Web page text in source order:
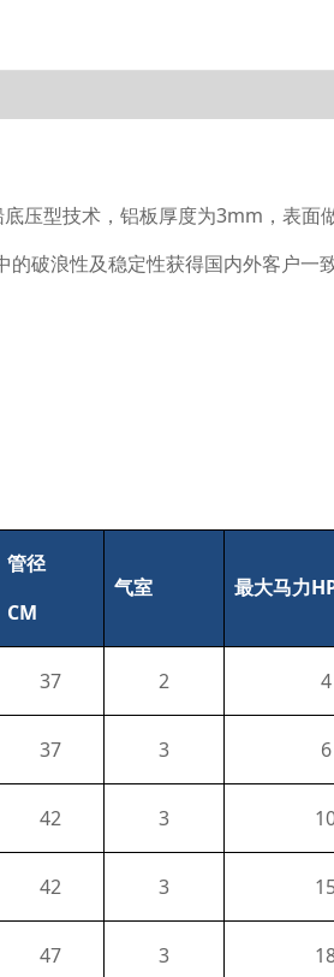
底压型技术，铝板厚度为3mm ，表面
破浪性及稳定性获得国内外客户
管径
CM
气室 最大马力
37 2 4
37 3 6
42 3
42 3
47 3